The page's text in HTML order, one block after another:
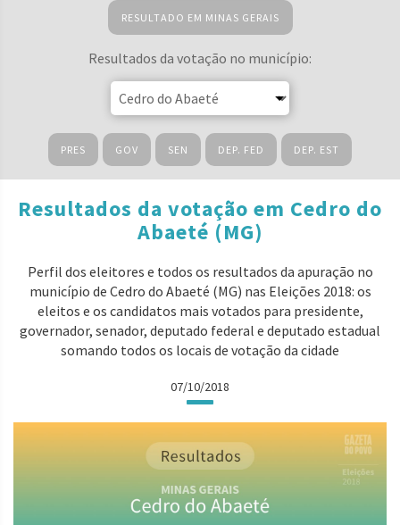
RESULTADO EM MINAS GERAIS
Resultados da votação no município:
PRES GOV SEN DEP. FED DEP. EST
Resultados da votação em Cedro do
Abaeté (MG)
Perfil dos eleitores e todos os resultados da apuração no
município de Cedro do Abaeté (MG) nas Eleições 2018: os
eleitos e os candidatos mais votados para presidente,
governador, senador, deputado federal e deputado estadual
somando todos os locais de votação da cidade
07/10/2018